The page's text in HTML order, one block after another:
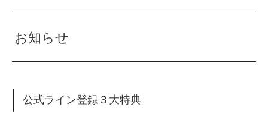
お知らせ
公式ライン登録３大特典